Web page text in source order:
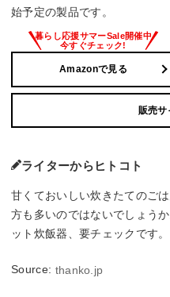
始予定の製品です。
Amazonで見る
販売サ
ライターからヒトコト
甘くておいしい炊きたてのご
方も多いのではないでしょう
ット炊飯器、要チェックです。
Source: thanko.jp